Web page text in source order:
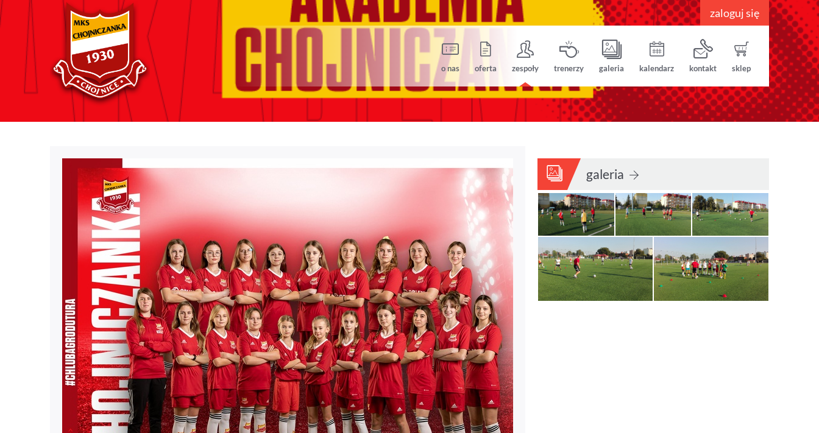
zaloguj się
o nas oferta zespoły trenerzy galeria kalendarz kontakt sklep
galeria